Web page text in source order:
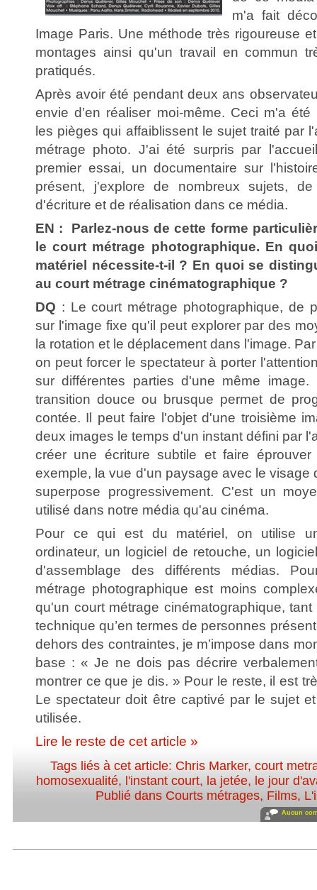
m'a fait
Image Paris. Une méthode très rigoureuse
montages ainsi qu'un travail en commun
pratiqués.
Après avoir été pendant deux ans
envie d’en réaliser moi-même. Ceci m'a
les pièges qui affaiblissent le sujet traité par
métrage photo. J'ai été surpris par
premier essai, un documentaire sur
présent, j'explore de nombreux sujets,
d'écriture et de réalisation dans ce média.
EN : Parlez-nous de cette forme
le court métrage photographique. En
matériel nécessite-t-il ? En quoi se
au court métrage cinématographique ?
DQ : Le court métrage photographique, de
sur l'image fixe qu'il peut explorer par des
la rotation et le déplacement dans l'image.
on peut forcer le spectateur à porter
sur différentes parties d'une même
transition douce ou brusque permet de
contée. Il peut faire l'objet d'une troisième
deux images le temps d'un instant défini par
créer une écriture subtile et faire
exemple, la vue d'un paysage avec le visage
superpose progressivement. C'est un
utilisé dans notre média qu'au cinéma.
Pour ce qui est du matériel, on utilise
ordinateur, un logiciel de retouche, un
d'assemblage des différents médias.
métrage photographique est moins
qu'un court métrage cinématographique,
technique qu’en termes de personnes
dehors des contraintes, je m’impose dans
base : « Je ne dois pas décrire
montrer ce que je dis. » Pour le reste, il est
Le spectateur doit être captivé par le sujet
utilisée.
Lire le reste de cet article »
Tags liés à cet article: Chris Marker,court
homosexualité, l'instant court, la jetée, le jour
Publié dans Courts métrages, Films,
Aucun